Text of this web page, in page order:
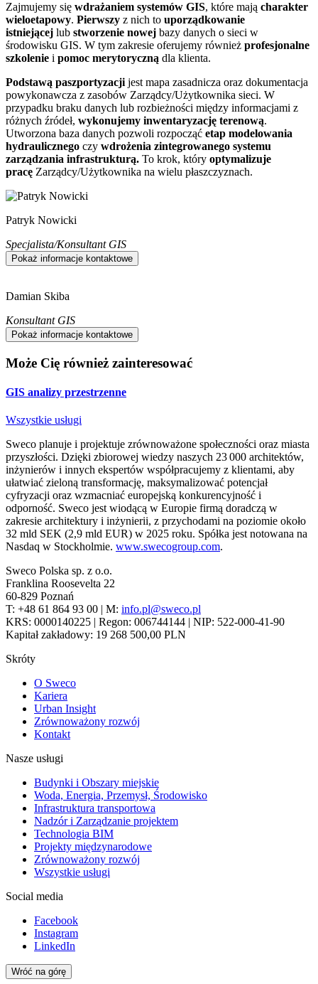
Zajmujemy się wdrażaniem systemów GIS, które mają charakter
wieloetapowy. Pierwszy z nich to uporządkowanie
istniejącej lub stworzenie nowej bazy danych o sieci w
środowisku GIS. W tym zakresie oferujemy również profesjonalne
szkolenie i pomoc merytoryczną dla klienta.
Podstawą paszportyzacji jest mapa zasadnicza oraz dokumentacja
powykonawcza z zasobów Zarządcy/Użytkownika sieci. W
przypadku braku danych lub rozbieżności między informacjami z
różnych źródeł, wykonujemy inwentaryzację terenową.
Utworzona baza danych pozwoli rozpocząć etap modelowania
hydraulicznego czy wdrożenia zintegrowanego systemu
zarządzania infrastrukturą. To krok, który optymalizuje
pracę Zarządcy/Użytkownika na wielu płaszczyznach.
Patryk Nowicki
Specjalista/Konsultant GIS
Pokaż informacje kontaktowe
Damian Skiba
Konsultant GIS
Pokaż informacje kontaktowe
Może Cię również zainteresować
GIS analizy przestrzenne
Wszystkie usługi
Sweco planuje i projektuje zrównoważone społeczności oraz miasta
przyszłości. Dzięki zbiorowej wiedzy naszych 23 000 architektów,
inżynierów i innych ekspertów współpracujemy z klientami, aby
ułatwiać zieloną transformację, maksymalizować potencjał
cyfryzacji oraz wzmacniać europejską konkurencyjność i
odporność. Sweco jest wiodącą w Europie firmą doradczą w
zakresie architektury i inżynierii, z przychodami na poziomie około
32 mld SEK (2,9 mld EUR) w 2025 roku. Spółka jest notowana na
Nasdaq w Stockholmie. www.swecogroup.com.
Sweco Polska sp. z o.o.
Franklina Roosevelta 22
60-829 Poznań
T: +48 61 864 93 00 | M: info.pl@sweco.pl
KRS: 0000140225 | Regon: 006744144 | NIP: 522-000-41-90
Kapitał zakładowy: 19 268 500,00 PLN
Skróty
O Sweco
Kariera
Urban Insight
Zrównoważony rozwój
Kontakt
Nasze usługi
Budynki i Obszary miejskie
Woda, Energia, Przemysł, Środowisko
Infrastruktura transportowa
Nadzór i Zarządzanie projektem
Technologia BIM
Projekty międzynarodowe
Zrównoważony rozwój
Wszystkie usługi
Social media
Facebook
Instagram
LinkedIn
Wróć na górę